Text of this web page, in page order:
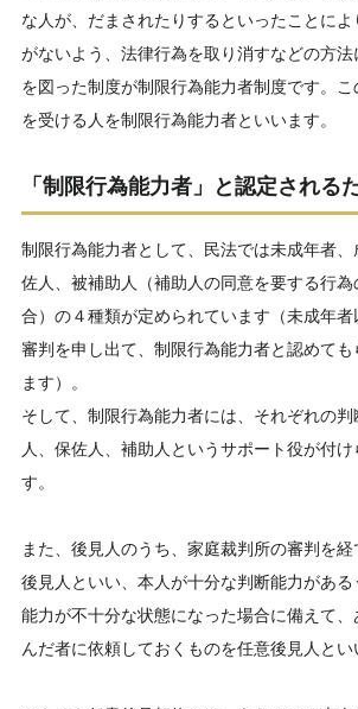
な人が、だまされたりするといったことによ
がないよう、法律行為を取り消すなどの方法
を図った制度が制限行為能力者制度です。
を受ける人を制限行為能力者といいます。
「制限行為能力者」と認定される
制限行為能力者として、民法では未成年者
佐人、被補助人（補助人の同意を要する行
合）の４種類が定められています（未成年者
審判を申し出て、制限行為能力者と認めて
ます）。
そして、制限行為能力者には、それぞれの
人、保佐人、補助人というサポート役が付
す。
また、後見人のうち、家庭裁判所の審判を
後見人といい、本人が十分な判断能力があ
能力が不十分な状態になった場合に備えて
んだ者に依頼しておくものを任意後見人とい